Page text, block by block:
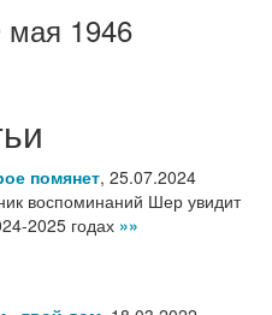
мая 1946
помянет, 25.07.2024
воспоминаний Шер увидит
2025 годах »»